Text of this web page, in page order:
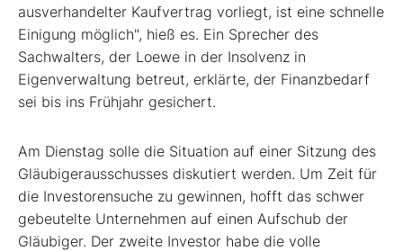
ausverhandelter Kaufvertrag vorliegt, ist eine schnelle
Einigung möglich", hieß es. Ein Sprecher des
Sachwalters, der Loewe in der Insolvenz in
Eigenverwaltung betreut, erklärte, der Finanzbedarf
sei bis ins Frühjahr gesichert.
Am Dienstag solle die Situation auf einer Sitzung des
Gläubigerausschusses diskutiert werden. Um Zeit für
die Investorensuche zu gewinnen, hofft das schwer
gebeutelte Unternehmen auf einen Aufschub der
Gläubiger. Der zweite Investor habe die volle